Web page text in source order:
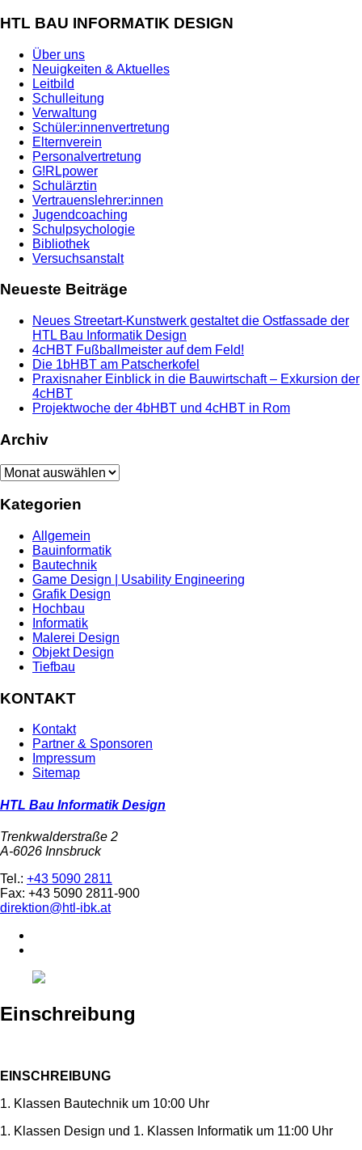
HTL BAU INFORMATIK DESIGN
Über uns
Neuigkeiten & Aktuelles
Leitbild
Schulleitung
Verwaltung
Schüler:innenvertretung
Elternverein
Personalvertretung
G!RLpower
Schulärztin
Vertrauenslehrer:innen
Jugendcoaching
Schulpsychologie
Bibliothek
Versuchsanstalt
Neueste Beiträge
Neues Streetart-Kunstwerk gestaltet die Ostfassade der
HTL Bau Informatik Design
4cHBT Fußballmeister auf dem Feld!
Die 1bHBT am Patscherkofel
Praxisnaher Einblick in die Bauwirtschaft – Exkursion der
4cHBT
Projektwoche der 4bHBT und 4cHBT in Rom
Archiv
Archiv
Kategorien
Allgemein
Bauinformatik
Bautechnik
Game Design | Usability Engineering
Grafik Design
Hochbau
Informatik
Malerei Design
Objekt Design
Tiefbau
KONTAKT
Kontakt
Partner & Sponsoren
Impressum
Sitemap
HTL Bau Informatik Design
Trenkwalderstraße 2
A-6026 Innsbruck
Tel.: +43 5090 2811
Fax: +43 5090 2811-900
direktion@htl-ibk.at
Einschreibung
EINSCHREIBUNG
1. Klassen Bautechnik um 10:00 Uhr
1. Klassen Design und 1. Klassen Informatik um 11:00 Uhr